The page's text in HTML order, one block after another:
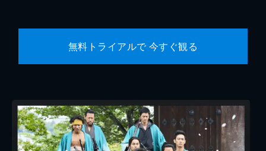
無料トライアルで 今すぐ観る